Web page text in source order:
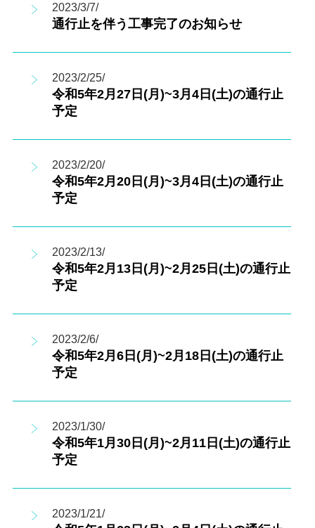
2023/3/7/
通行止を伴う工事完了のお知らせ
2023/2/25/
令和5年2月27日(月)~3月4日(土)の通行止
予定
2023/2/20/
令和5年2月20日(月)~3月4日(土)の通行止
予定
2023/2/13/
令和5年2月13日(月)~2月25日(土)の通行止
予定
2023/2/6/
令和5年2月6日(月)~2月18日(土)の通行止
予定
2023/1/30/
令和5年1月30日(月)~2月11日(土)の通行止
予定
2023/1/21/